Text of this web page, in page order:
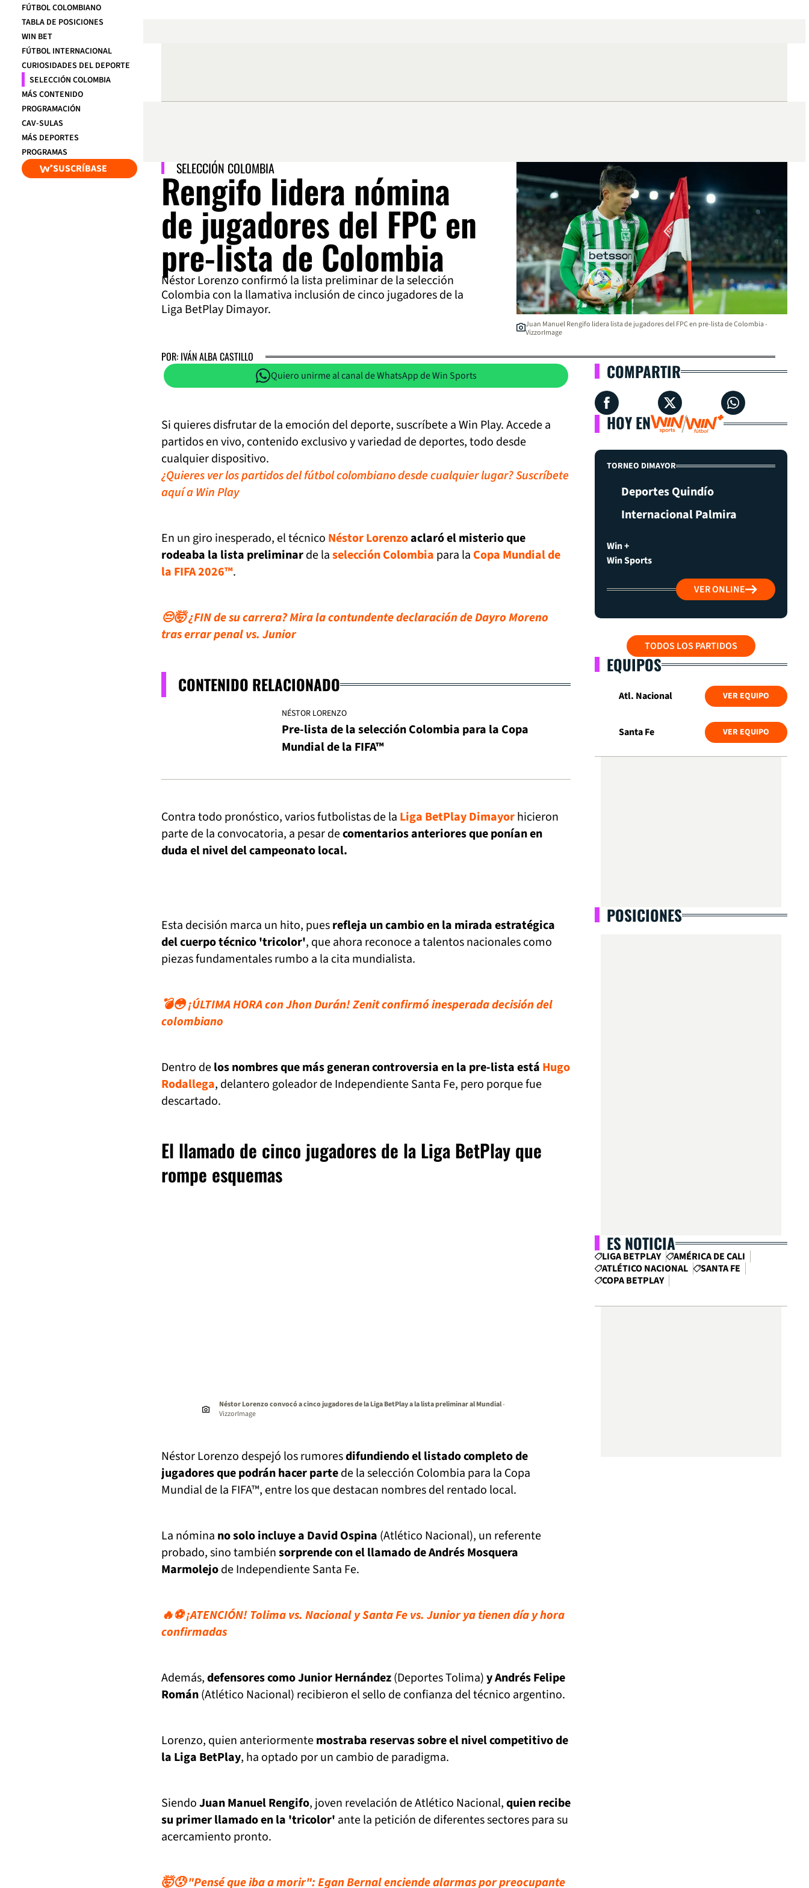
FÚTBOL COLOMBIANO
TABLA DE POSICIONES
WIN BET
FÚTBOL INTERNACIONAL
CURIOSIDADES DEL DEPORTE
SELECCIÓN COLOMBIA
MÁS CONTENIDO
PROGRAMACIÓN
CAV-SULAS
MÁS DEPORTES
PROGRAMAS
SUSCRÍBASE SELECCIÓN COLOMBIA
Rengifo lidera nómina
de jugadores del FPC en
pre-lista de Colombia
Néstor Lorenzo confirmó la lista preliminar de la selección
Colombia con la llamativa inclusión de cinco jugadores de la
Liga BetPlay Dimayor.
Juan Manuel Rengifo lidera lista de jugadores del FPC en pre-lista de Colombia -
VizzorImage
POR: IVÁN ALBA CASTILLO
Quiero unirme al canal de WhatsApp de Win Sports
Si quieres disfrutar de la emoción del deporte, suscríbete a Win Play. Accede a
partidos en vivo, contenido exclusivo y variedad de deportes, todo desde
cualquier dispositivo.
¿Quieres ver los partidos del fútbol colombiano desde cualquier lugar? Suscríbete
aquí a Win Play
En un giro inesperado, el técnico Néstor Lorenzoaclaró el misterio que
rodeaba la lista preliminarde laselección Colombia para la Copa Mundial de
la FIFA 2026™.
😔🤯 ¿FIN de su carrera? Mira la contundente declaración de Dayro Moreno
tras errar penal vs. Junior
CONTENIDO RELACIONADO
NÉSTOR LORENZO
Pre-lista de la selección Colombia para la Copa
Mundial de la FIFA™
Contra todo pronóstico, varios futbolistas de la Liga BetPlay Dimayorhicieron
parte de la convocatoria, a pesar decomentarios anteriores que ponían en
duda el nivel del campeonato local.
Esta decisión marca un hito, puesrefleja un cambio en la mirada estratégica
del cuerpo técnico 'tricolor', que ahora reconoce a talentos nacionales como
piezas fundamentales rumbo a la cita mundialista.
💣😳 ¡ÚLTIMA HORA con Jhon Durán! Zenit confirmó inesperada decisión del
colombiano
Dentro delos nombres que más generan controversia en la pre-lista está Hugo
Rodallega, delantero goleador de Independiente Santa Fe, pero porque fue
descartado.
El llamado de cinco jugadores de la Liga BetPlay que
rompe esquemas
Néstor Lorenzo convocó a cinco jugadores de la Liga BetPlay a la lista preliminar al Mundial-
VizzorImage
Néstor Lorenzo despejó los rumoresdifundiendo el listado completo de
jugadores que podrán hacer partede la selección Colombia para la Copa
Mundial de la FIFA™, entre los que destacan nombres del rentado local.
La nómina no solo incluye a David Ospina (Atlético Nacional), un referente
probado, sino tambiénsorprende con el llamado de Andrés Mosquera
Marmolejode Independiente Santa Fe.
🔥⚽ ¡ATENCIÓN! Tolima vs. Nacional y Santa Fe vs. Junior ya tienen día y hora
confirmadas
Además,defensores como Junior Hernández(Deportes Tolima)y Andrés Felipe
Román(Atlético Nacional) recibieron el sello de confianza del técnico argentino.
Lorenzo, quien anteriormentemostraba reservas sobre el nivel competitivo de
la Liga BetPlay, ha optado por un cambio de paradigma.
SiendoJuan Manuel Rengifo, joven revelación de Atlético Nacional,quien recibe
su primer llamado en la 'tricolor' ante la petición de diferentes sectores para su
acercamiento pronto.
🤯😰 "Pensé que iba a morir": Egan Bernal enciende alarmas por preocupante
COMPARTIR
HOY EN
TORNEO DIMAYOR
Deportes Quindío
Internacional Palmira
Win +
Win Sports
VER ONLINE
TODOS LOS PARTIDOS
EQUIPOS
Atl. Nacional VER EQUIPO
Santa Fe VER EQUIPO
POSICIONES
ES NOTICIA
LIGA BETPLAY
AMÉRICA DE CALI
ATLÉTICO NACIONAL
SANTA FE
COPA BETPLAY